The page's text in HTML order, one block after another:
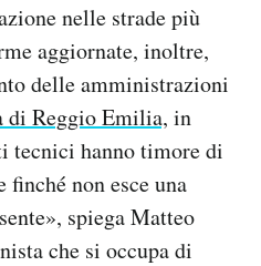
nelle strade più
aggiornate, inoltre,
delle amministrazioni
di Reggio Emilia, in
tecnici hanno timore di
finché non esce una
spiega Matteo
che si occupa di